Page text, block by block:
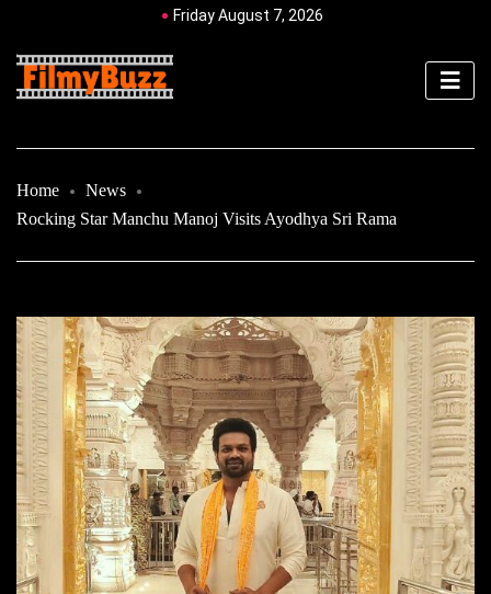
Friday August 7, 2026
Home
News
Rocking Star Manchu Manoj Visits Ayodhya Sri Rama